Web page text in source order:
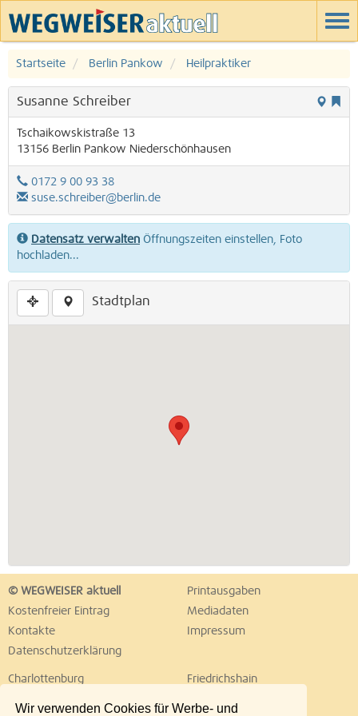
Wir verwenden Cookies für Werbe- und
Startseite Berlin Pankow Heilpraktiker
Susanne Schreiber
Tschaikowskistraße 13
13156 Berlin Pankow Niederschönhausen
0172 9 00 93 38
suse.schreiber@berlin.de
Datensatz verwalten Öffnungszeiten einstellen, Foto
hochladen...
Stadtplan
© WEGWEISER aktuell
Printausgaben
Kostenfreier Eintrag
Mediadaten
Kontakte
Impressum
Datenschutzerklärung
Charlottenburg
Friedrichshain